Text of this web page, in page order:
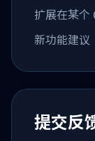
扩展在某个
新功能建议
提交反